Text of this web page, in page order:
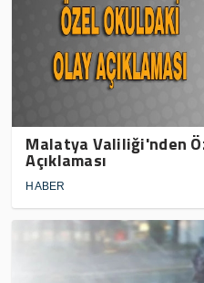
Malatya Valiliği'nden
Açıklaması
HABER